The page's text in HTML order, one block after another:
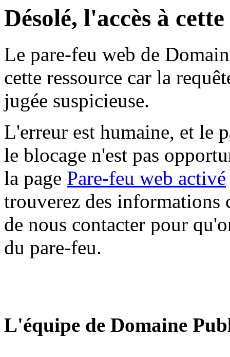
Désolé, l'accès à
Le pare-feu web de
cette ressource car la
jugée suspicieuse.
L'erreur est humaine, et le
le blocage n'est pas
la page Pare-feu web activé
trouverez des informations
de nous contacter pour
du pare-feu.
L'équipe de Domaine